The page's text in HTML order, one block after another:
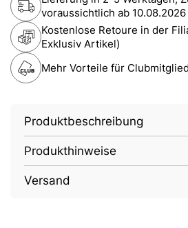
voraussichtlich ab 10.08.2026
Kostenlose Retoure in der
Exklusiv Artikel)
Mehr Vorteile für
Produktbeschreibung
Produkthinweise
Versand